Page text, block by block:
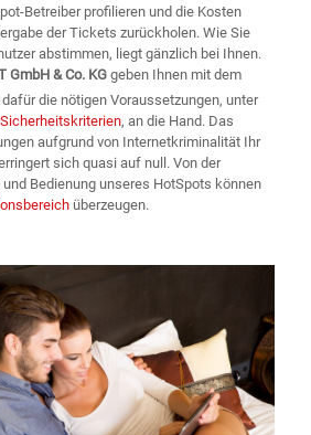
Betreiber profilieren und die Kosten
der Tickets zurückholen. Wie Sie
abstimmen, liegt gänzlich bei Ihnen.
GmbH & Co. KGgeben Ihnen mit dem
dafür die nötigen Voraussetzungen, unter
Sicherheitskriterien, an die Hand. Das
aufgrund von Internetkriminalität Ihr
sich quasi auf null. Von der
Bedienung unseres HotSpots können
überzeugen.